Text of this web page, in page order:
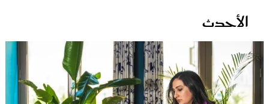
الأحدث
غلاف رفمي